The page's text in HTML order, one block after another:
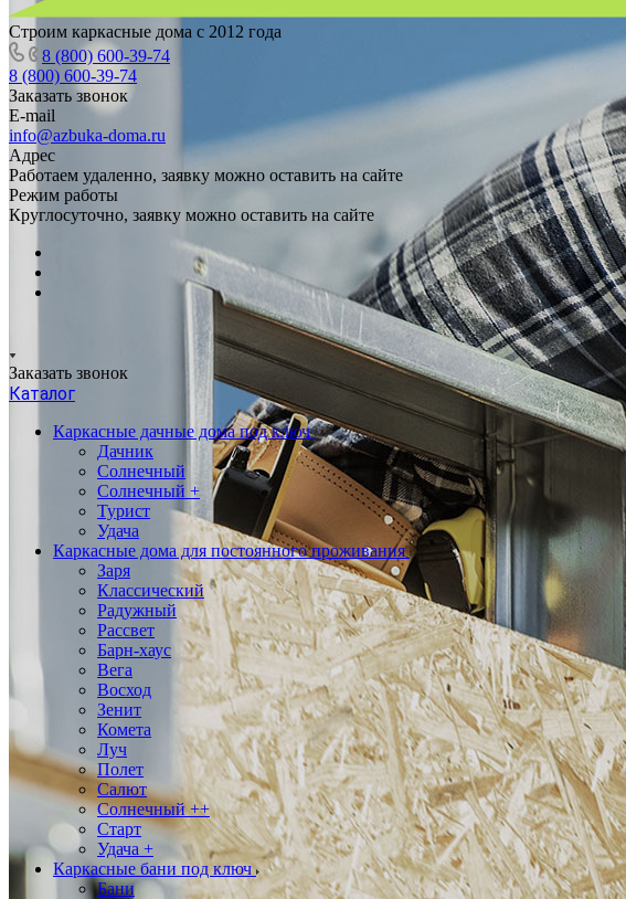
Строим каркасные дома с 2012 года
8 (800) 600-39-74
8 (800) 600-39-74
Заказать звонок
E-mail
info@azbuka-doma.ru
Адрес
Работаем удаленно, заявку можно оставить на сайте
Режим работы
Круглосуточно, заявку можно оставить на сайте
Заказать звонок
Каталог
Каркасные дачные дома под ключ
Дачник
Солнечный
Солнечный +
Турист
Удача
Каркасные дома для постоянного проживания
Заря
Классический
Радужный
Рассвет
Барн-хаус
Вега
Восход
Зенит
Комета
Луч
Полет
Салют
Солнечный ++
Старт
Удача +
Каркасные бани под ключ
Бани